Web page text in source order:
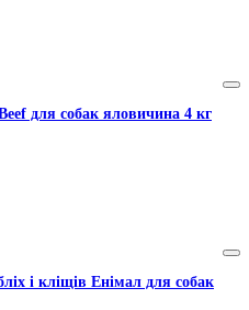
для cобак яловичина 4 кг
і кліщів Енімал для собак